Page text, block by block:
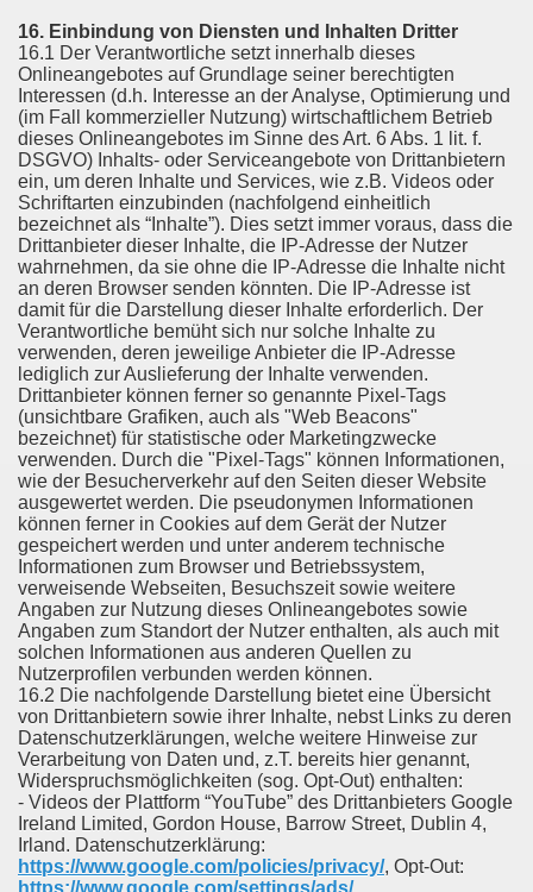
16. Einbindung von Diensten und Inhalten Dritter
16.1 Der Verantwortliche setzt innerhalb dieses
Onlineangebotes auf Grundlage seiner berechtigten
Interessen (d.h. Interesse an der Analyse, Optimierung und
(im Fall kommerzieller Nutzung) wirtschaftlichem Betrieb
dieses Onlineangebotes im Sinne des Art. 6 Abs. 1 lit. f.
DSGVO) Inhalts- oder Serviceangebote von Drittanbietern
ein, um deren Inhalte und Services, wie z.B. Videos oder
Schriftarten einzubinden (nachfolgend einheitlich
bezeichnet als “Inhalte”). Dies setzt immer voraus, dass die
Drittanbieter dieser Inhalte, die IP-Adresse der Nutzer
wahrnehmen, da sie ohne die IP-Adresse die Inhalte nicht
an deren Browser senden könnten. Die IP-Adresse ist
damit für die Darstellung dieser Inhalte erforderlich. Der
Verantwortliche bemüht sich nur solche Inhalte zu
verwenden, deren jeweilige Anbieter die IP-Adresse
lediglich zur Auslieferung der Inhalte verwenden.
Drittanbieter können ferner so genannte Pixel-Tags
(unsichtbare Grafiken, auch als "Web Beacons"
bezeichnet) für statistische oder Marketingzwecke
verwenden. Durch die "Pixel-Tags" können Informationen,
wie der Besucherverkehr auf den Seiten dieser Website
ausgewertet werden. Die pseudonymen Informationen
können ferner in Cookies auf dem Gerät der Nutzer
gespeichert werden und unter anderem technische
Informationen zum Browser und Betriebssystem,
verweisende Webseiten, Besuchszeit sowie weitere
Angaben zur Nutzung dieses Onlineangebotes sowie
Angaben zum Standort der Nutzer enthalten, als auch mit
solchen Informationen aus anderen Quellen zu
Nutzerprofilen verbunden werden können.
16.2 Die nachfolgende Darstellung bietet eine Übersicht
von Drittanbietern sowie ihrer Inhalte, nebst Links zu deren
Datenschutzerklärungen, welche weitere Hinweise zur
Verarbeitung von Daten und, z.T. bereits hier genannt,
Widerspruchsmöglichkeiten (sog. Opt-Out) enthalten:
- Videos der Plattform “YouTube” des Drittanbieters Google
Ireland Limited, Gordon House, Barrow Street, Dublin 4,
Irland. Datenschutzerklärung:
https://www.google.com/policies/privacy/, Opt-Out:
https://www.google.com/settings/ads/.